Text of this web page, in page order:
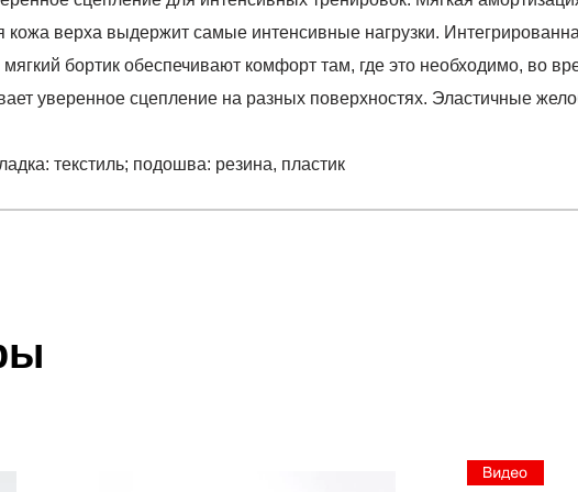
кожа верха выдержит самые интенсивные нагрузки.
бортик обеспечивают комфорт там, где это необходимо, во
уверенное сцепление на разных поверхностях. Эластичные
текстиль; подошва: резина, пластик